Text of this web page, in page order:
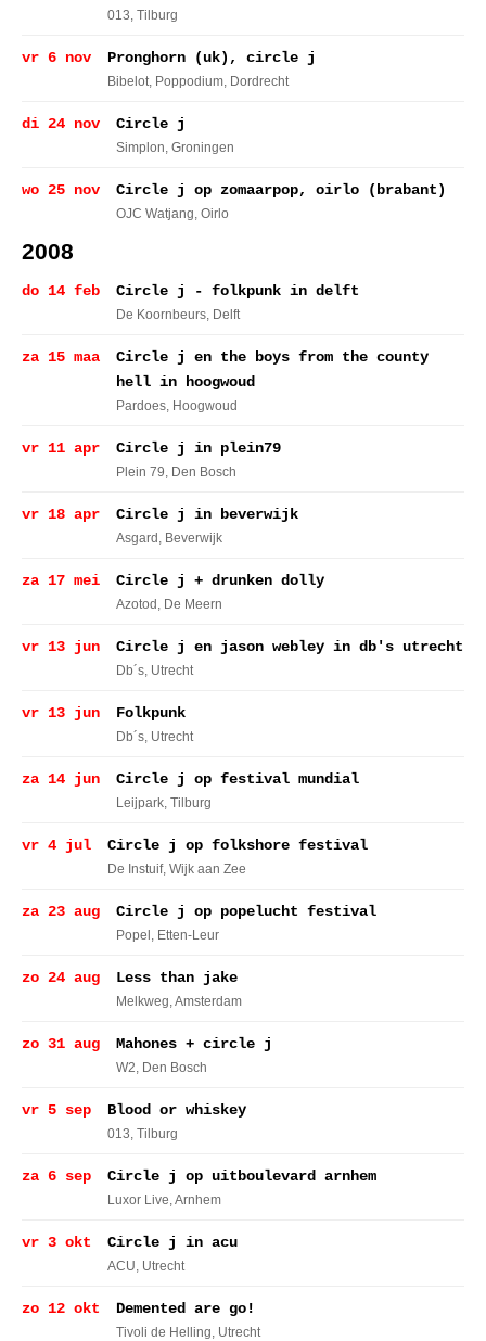
013, Tilburg
vr 6 nov Pronghorn (uk), circle j
Bibelot, Poppodium, Dordrecht
di 24 nov Circle j
Simplon, Groningen
wo 25 nov Circle j op zomaarpop, oirlo (brabant)
OJC Watjang, Oirlo
2008
do 14 feb Circle j - folkpunk in delft
De Koornbeurs, Delft
za 15 maa
Circle j en the boys from the county
hell in hoogwoud
Pardoes, Hoogwoud
vr 11 apr Circle j in plein79
Plein 79, Den Bosch
vr 18 apr Circle j in beverwijk
Asgard , Beverwijk
za 17 mei Circle j + drunken dolly
Azotod , De Meern
vr 13 jun Circle j en jason webley in db's utrecht
Db´s, Utrecht
vr 13 jun Folkpunk
Db´s, Utrecht
za 14 jun Circle j op festival mundial
Leijpark, Tilburg
vr 4 jul Circle j op folkshore festival
De Instuif, Wijk aan Zee
za 23 aug Circle j op popelucht festival
Popel , Etten-Leur
zo 24 aug Less than jake
Melkweg, Amsterdam
zo 31 aug Mahones + circle j
W2, Den Bosch
vr 5 sep Blood or whiskey
013, Tilburg
za 6 sep Circle j op uitboulevard arnhem
Luxor Live, Arnhem
vr 3 okt Circle j in acu
ACU, Utrecht
zo 12 okt Demented are go!
Tivoli de Helling, Utrecht